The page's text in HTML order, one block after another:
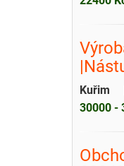
Kuřim
30000 -